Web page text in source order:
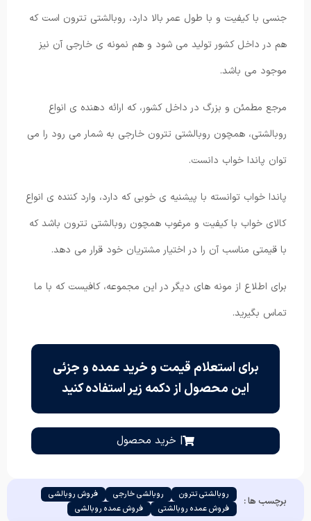
جنسی با کیفیت و با طول عمر بالا دارد، روبالشتی تترون است که
هم در داخل کشور تولید می شود و هم نمونه ی خارجی آن نیز
موجود می باشد.
مرجع مطمئن و بزرگ در داخل کشور، که ارائه دهنده ی انواع
روبالشتی، همچون روبالشتی تترون خارجی به شمار می رود را می
توان پاندا خواب دانست.
پاندا خواب توانسته با پیشنیه ی خوبی که دارد، وارد کننده ی انواع
کالای خواب با کیفیت و مرغوب همچون روبالشتی تترون باشد که
با قیمتی مناسب آن را در اختیار مشتریان خود قرار می دهد.
برای اطلاع از مونه های دیگر در این مجموعه، کافیست که با ما
تماس بگیرید.
برای استعلام قیمت و خرید عمده و جزئی
این محصول از دکمه زیر استفاده کنید
| خرید محصول
برچسب ها : روبالشتی تترون روبالشی خارجی
فروش روبالشی
فروش عمده روبالشتی
فروش عمده روبالشی